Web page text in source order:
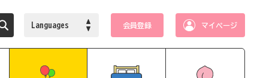
Languages 会員登録 マイページ